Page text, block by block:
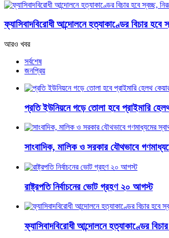
ফ্যাসিবাদবিরোধী আন্দোলনে হত্যাকাণ্ডের বিচার হবে
আরও খবর
সর্বশেষ
জনপ্রিয়
প্রতি ইউনিয়নে গড়ে তোলা হবে প্রাইমারি
সাংবাদিক, মালিক ও সরকার যৌথভাবে
রাষ্ট্রপতি নির্বাচনের ভোট গ্রহণ ২০ আগস্ট
ফ্যাসিবাদবিরোধী আন্দোলনে হত্যাকাণ্ডের